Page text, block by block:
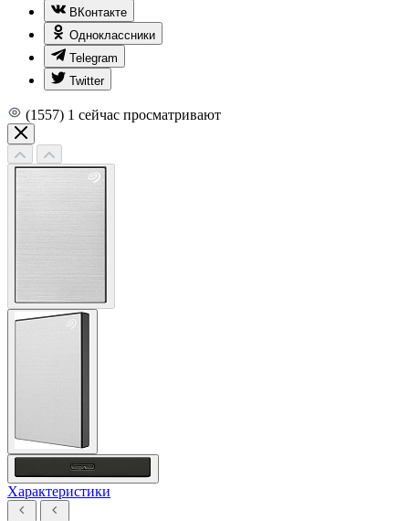
ВКонтакте
Одноклассники
Telegram
Twitter
(1557) 1 сейчас просматривают
Характеристики